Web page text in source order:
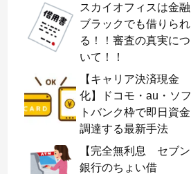
スカイオフィスは金融
ブラックでも借りられ
る！！審査の真実につ
いて！！
【キャリア決済現金
化】ドコモ・au・ソフ
トバンク枠で即日資金
調達する最新手法
【完全無利息 セブン
銀行のちょい借